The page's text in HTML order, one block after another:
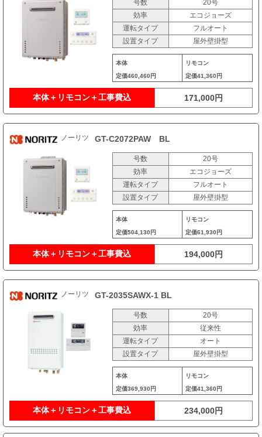
号数
20号
効率
エコジョーズ
運転タイプ
フルオート
設置タイプ
屋外壁掛型
本体
定価460,460円
リモコン
定価41,360円
本体＋リモコン＋工事費込 171,000円
ノーリツ GT-C2072PAW BL
号数
20号
効率
エコジョーズ
運転タイプ
フルオート
設置タイプ
屋外壁掛型
本体
定価504,130円
リモコン
定価61,930円
本体＋リモコン＋工事費込 194,000円
ノーリツ GT-2035SAWX-1 BL
号数
20号
効率
従来性
運転タイプ
オート
設置タイプ
屋外壁掛型
本体
定価369,930円
リモコン
定価41,360円
本体＋リモコン＋工事費込 234,000円